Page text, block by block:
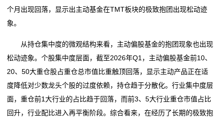
个月出现回落，显示出主动基金在TMT板块的极致抱团出现松动迹
象。
从持仓集中度的微观结构来看，主动偏股基金的抱团现象也出现
松动迹象。个股集中度层面，截至2026年Q1，主动偏股基金前10、
20、50大重仓股占重仓总市值比重触顶回落，显示主动产品正在适
度降低对少数龙头个股的过度依赖，持仓趋于分散化。行业集中度层
面，重仓前1大行业的占比趋于回落，而前3、5大行业重仓市值占比
回升，行业配比进入再平衡阶段。综合看来，在经历了长期的极致抱